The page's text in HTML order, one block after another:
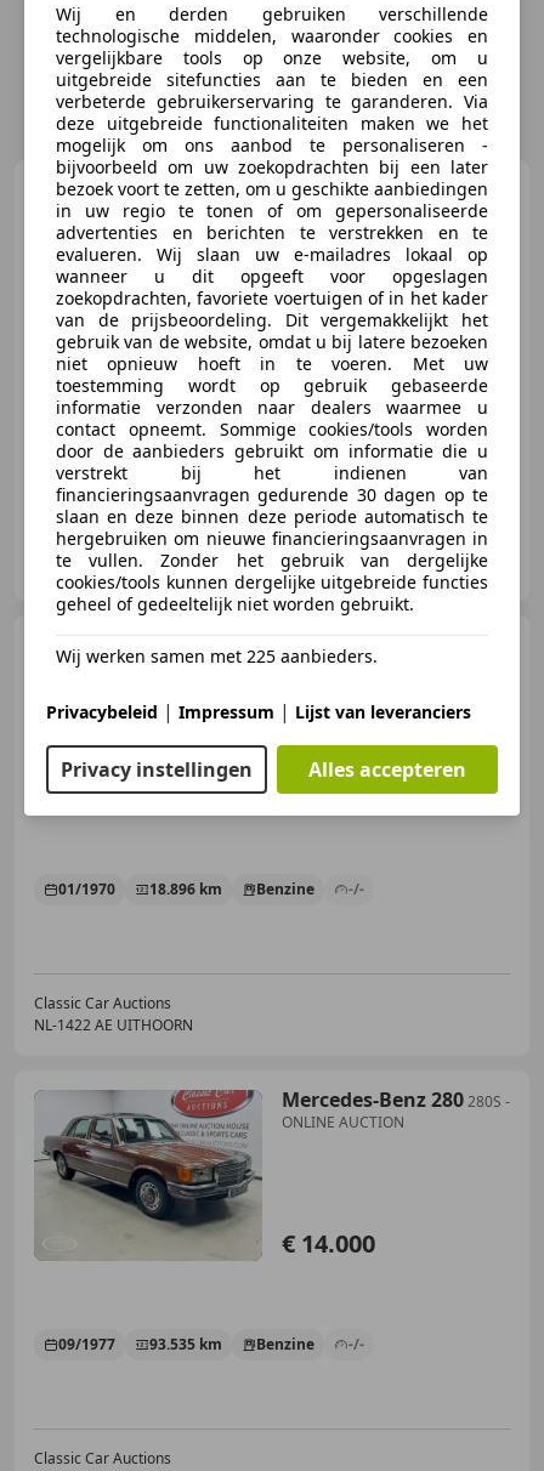
Mercedes-Benz 280SE
Coupe
€ 39.950
08/1968 85.092 km Benzine 119 kW (162 PK)
Gomes Occasioncentrum
NL-1812 RK ALKMAAR
Mercedes-Benz 280
ONLINE AUCTION
€ 15.000
01/1970 18.896 km Benzine -/-
Classic Car Auctions
NL-1422 AE UITHOORN
Mercedes-Benz 280280S -
ONLINE AUCTION
€ 14.000
09/1977 93.535 km Benzine -/-
Classic Car Auctions
Wij en derden gebruiken verschillende
technologische middelen, waaronder cookies en
vergelijkbare tools op onze website, om u
uitgebreide sitefuncties aan te bieden en een
verbeterde gebruikerservaring te garanderen. Via
deze uitgebreide functionaliteiten maken we het
mogelijk om ons aanbod te personaliseren -
bijvoorbeeld om uw zoekopdrachten bij een later
bezoek voort te zetten, om u geschikte aanbiedingen
in uw regio te tonen of om gepersonaliseerde
advertenties en berichten te verstrekken en te
evalueren. Wij slaan uw e-mailadres lokaal op
wanneer u dit opgeeft voor opgeslagen
zoekopdrachten, favoriete voertuigen of in het kader
van de prijsbeoordeling. Dit vergemakkelijkt het
gebruik van de website, omdat u bij latere bezoeken
niet opnieuw hoeft in te voeren. Met uw
toestemming wordt op gebruik gebaseerde
informatie verzonden naar dealers waarmee u
contact opneemt. Sommige cookies/tools worden
door de aanbieders gebruikt om informatie die u
verstrekt bij het indienen van
financieringsaanvragen gedurende 30 dagen op te
slaan en deze binnen deze periode automatisch te
hergebruiken om nieuwe financieringsaanvragen in
te vullen. Zonder het gebruik van dergelijke
cookies/tools kunnen dergelijke uitgebreide functies
geheel of gedeeltelijk niet worden gebruikt.
Wij werken samen met 225 aanbieders.
Privacybeleid | Impressum | Lijst van leveranciers
Privacy instellingen Alles accepteren